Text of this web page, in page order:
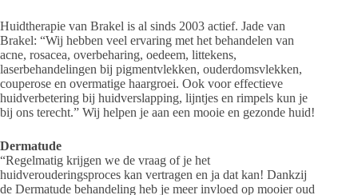
Huidtherapie van Brakel is al sinds 2003 actief. Jade van
Brakel: “Wij hebben veel ervaring met het behandelen van
acne, rosacea, overbeharing, oedeem, littekens,
laserbehandelingen bij pigmentvlekken, ouderdomsvlekken,
couperose en overmatige haargroei. Ook voor effectieve
huidverbetering bij huidverslapping, lijntjes en rimpels kun je
bij ons terecht.” Wij helpen je aan een mooie en gezonde huid!
Dermatude
“Regelmatig krijgen we de vraag of je het
huidverouderingsproces kan vertragen en ja dat kan! Dankzij
de Dermatude behandeling heb je meer invloed op mooier oud